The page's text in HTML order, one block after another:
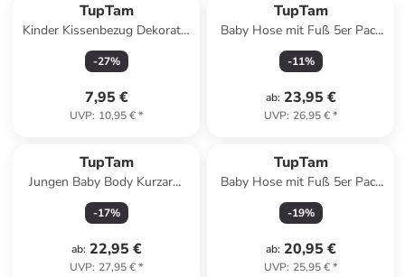
TupTam
Kinder Kissenbezug Dekorativ
Gemustert in weiß/beige
-27%
7,95 €
UVP: 10,95 €*
TupTam
Baby Hose mit Fuß 5er Pack
in grau
-11%
ab: 23,95 €
UVP: 26,95 €*
TupTam
Jungen Baby Body Kurzarm
5er Pack in beige/blau
-17%
ab: 22,95 €
UVP: 27,95 €*
TupTam
Baby Hose mit Fuß 5er Pack
in blau/grau
-19%
ab: 20,95 €
UVP: 25,95 €*